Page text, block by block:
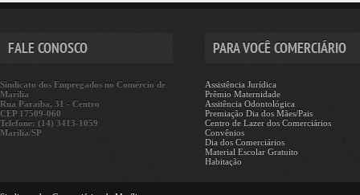
FALE CONOSCO
Sindicato dos Empregados no Comércio de
Marília
Rua Paraíba, 31 - Centro
CEP 17509-060
Telefone: (14) 3413-1059
Marília/SP
PARA VOCÊ COMERCIÁRIO
Assistência Jurídica
Prêmio Maternidade
Assitência Odontológica
Premiação Dia dos Mães/Pais
Centro de Lazer dos Comerciários
Convênios
Dia dos Comerciários
Material Escolar Gratuito
Habitação